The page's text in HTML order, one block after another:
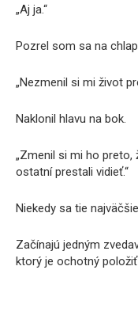
„Aj ja.“
Pozrel som sa na
„Nezmenil si mi život
Naklonil hlavu na bok.
„Zmenil si mi ho
ostatní prestali vidieť.“
Niekedy sa tie
Začínajú jedným
ktorý je ochotný